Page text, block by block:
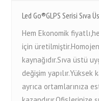
Led Go®GLPS Serisi Sıva
Hem Ekonomik
için
kaynağıdır.Sıva üstü
değişim
ayrıca ortamlarınıza